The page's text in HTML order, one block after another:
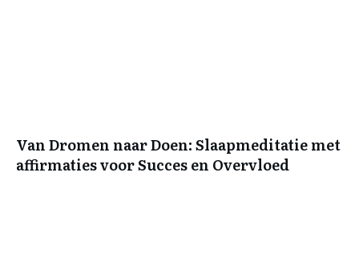
Van Dromen naar Doen: Slaapmeditatie met
affirmaties voor Succes en Overvloed